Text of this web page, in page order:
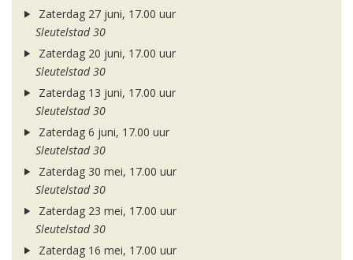
Zaterdag 27 juni, 17.00 uur
Sleutelstad 30
Zaterdag 20 juni, 17.00 uur
Sleutelstad 30
Zaterdag 13 juni, 17.00 uur
Sleutelstad 30
Zaterdag 6 juni, 17.00 uur
Sleutelstad 30
Zaterdag 30 mei, 17.00 uur
Sleutelstad 30
Zaterdag 23 mei, 17.00 uur
Sleutelstad 30
Zaterdag 16 mei, 17.00 uur